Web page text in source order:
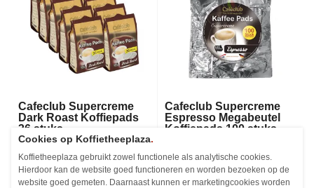
Cafeclub Supercreme
Dark Roast Koffiepads
36 stuks
Vanaf €3,47
Cafeclub Supercreme
Espresso Megabeutel
Koffiepads 100 stuks
Vanaf €11,06
Cookies op Koffietheeplaza.
Koffietheeplaza gebruikt zowel functionele als analytische cookies.
Hierdoor kan de website goed functioneren en worden bezoeken op de
website goed gemeten. Daarnaast kunnen er marketingcookies worden